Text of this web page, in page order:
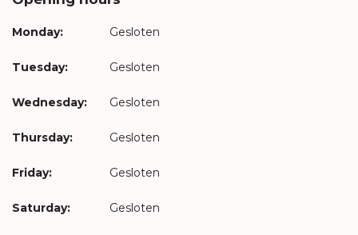
Monday: Gesloten
Tuesday: Gesloten
Wednesday: Gesloten
Thursday: Gesloten
Friday: Gesloten
Saturday: Gesloten